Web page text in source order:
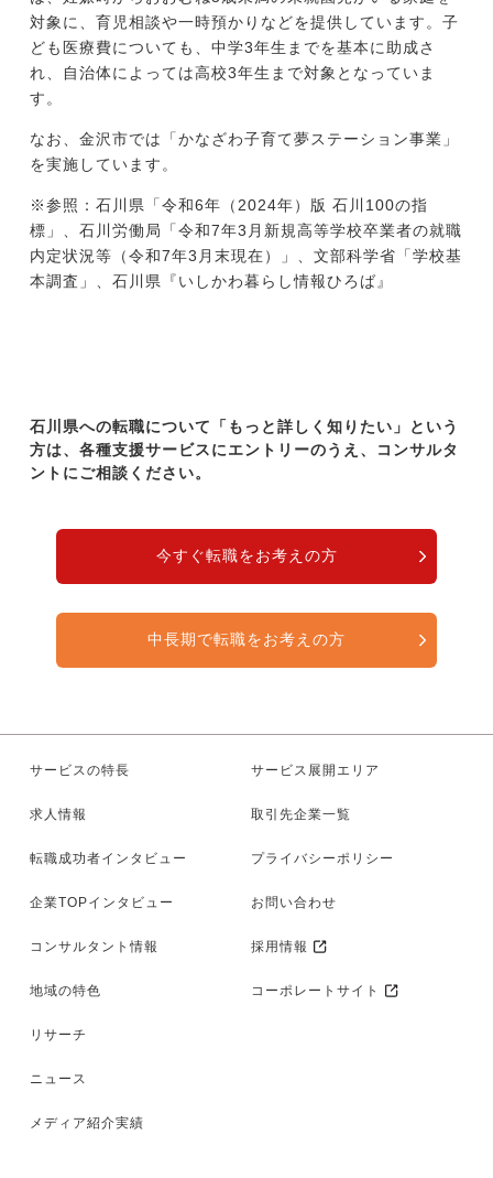
対象に、育児相談や一時預かりなどを提供しています。子
ども医療費についても、中学3年生までを基本に助成さ
れ、自治体によっては高校3年生まで対象となっていま
す。
なお、金沢市では「かなざわ子育て夢ステーション事業」
を実施しています。
※参照：石川県「令和6年（2024年）版 石川100の指
標」、石川労働局「令和7年3月新規高等学校卒業者の就職
内定状況等（令和7年3月末現在）」、文部科学省「学校基
本調査」、石川県『いしかわ暮らし情報ひろば』
石川県への転職について「もっと詳しく知りたい」という
方は、各種支援サービスにエントリーのうえ、コンサルタ
ントにご相談ください。
今すぐ転職をお考えの方
中長期で転職をお考えの方
サービスの特長
求人情報
転職成功者インタビュー
企業TOPインタビュー
コンサルタント情報
地域の特色
リサーチ
ニュース
メディア紹介実績
サービス展開エリア
取引先企業一覧
プライバシーポリシー
お問い合わせ
採用情報
コーポレートサイト